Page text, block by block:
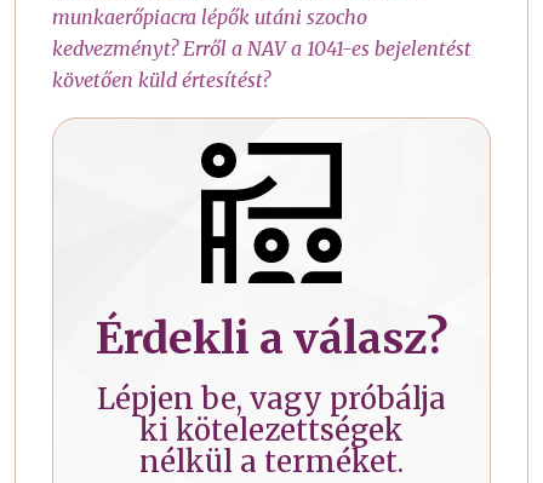
munkaerőpiacra lépők utáni szocho
kedvezményt? Erről a NAV a 1041-es bejelentést
követően küld értesítést?
Érdekli a válasz?
Lépjen be, vagy próbálja
ki kötelezettségek
nélkül a terméket.